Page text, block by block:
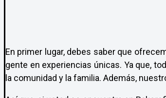
En primer lugar, debes saber que
gente en experiencias únicas. Ya que,
la comunidad y la familia. Además,